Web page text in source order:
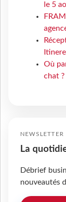
le 5
Où
chat ?
NEWSLETTER
La
Débrief
nouveautés